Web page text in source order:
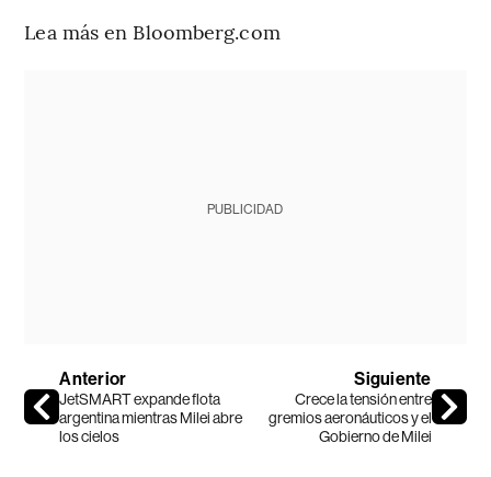
Lea más en Bloomberg.com
PUBLICIDAD
Anterior
JetSMART expande flota
argentina mientras Milei abre
los cielos
Siguiente
Crece la tensión entre
gremios aeronáuticos y el
Gobierno de Milei